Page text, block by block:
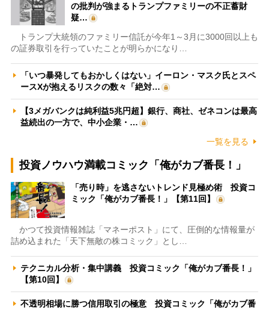
の批判が強まるトランプファミリーの不正蓄財
疑…
トランプ大統領のファミリー信託が今年1～3月に3000回以上も
の証券取引を行っていたことが明らかになり…
「いつ暴発してもおかしくはない」イーロン・マスク氏とスペ
ースXが抱えるリスクの数々「絶対…
【3メガバンクは純利益5兆円超】銀行、商社、ゼネコンは最高
益続出の一方で、中小企業・…
一覧を見る
投資ノウハウ満載コミック「俺がカブ番長！」
「売り時」を逃さないトレンド見極め術 投資コ
ミック「俺がカブ番長！」【第11回】
かつて投資情報雑誌「マネーポスト」にて、圧倒的な情報量が
詰め込まれた「天下無敵の株コミック」とし…
テクニカル分析・集中講義 投資コミック「俺がカブ番長！」
【第10回】
不透明相場に勝つ信用取引の極意 投資コミック「俺がカブ番